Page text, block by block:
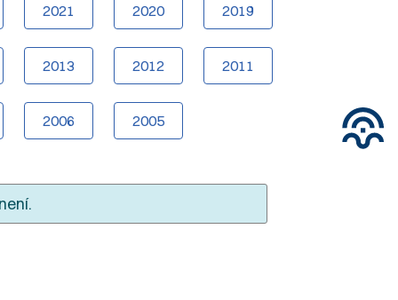
2021 2020 2019
2013 2012 2011
2006 2005